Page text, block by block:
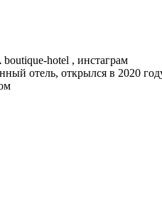
hotel , инстаграм
отель, открылся в 2020